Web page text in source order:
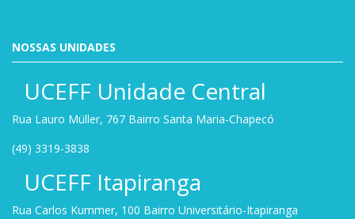
NOSSAS UNIDADES
UCEFF Unidade Central
Rua Lauro Müller, 767 Bairro Santa Maria-Chapecó
(49) 3319-3838
UCEFF Itapiranga
Rua Carlos Kummer, 100 Bairro Universitário-Itapiranga